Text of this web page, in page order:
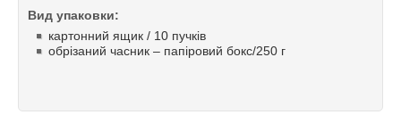
Bид упаковки:
картонний ящик / 10 пучків
обрізаний часник – папіровий бокс/250 г